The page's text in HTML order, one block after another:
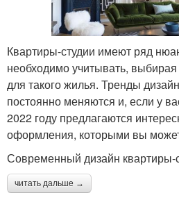
Квартиры-студии имеют ряд
необходимо учитывать,
для такого жилья. Тренды
постоянно меняются и, если у
2022 году предлагаются
оформления, которыми вы
Современный дизайн квартиры-
читать дальше →